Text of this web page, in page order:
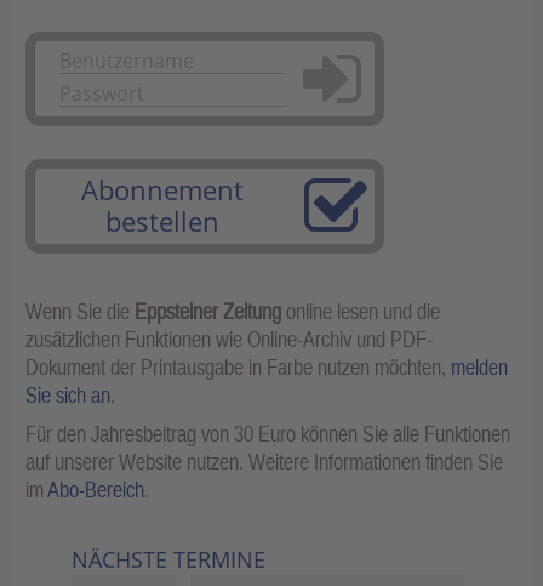
Anmelden
Abonnement
bestellen
Wenn Sie die Eppsteiner Zeitung online lesen und die
zusätzlichen Funktionen wie Online-Archiv und PDF-
Dokument der Printausgabe in Farbe nutzen möchten, melden
Sie sich an.
Für den Jahresbeitrag von 30 Euro können Sie alle Funktionen
auf unserer Website nutzen. Weitere Informationen finden Sie
imAbo-Bereich.
NÄCHSTE TERMINE